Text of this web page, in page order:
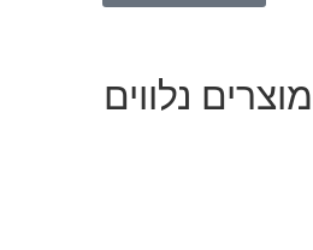
נלווים